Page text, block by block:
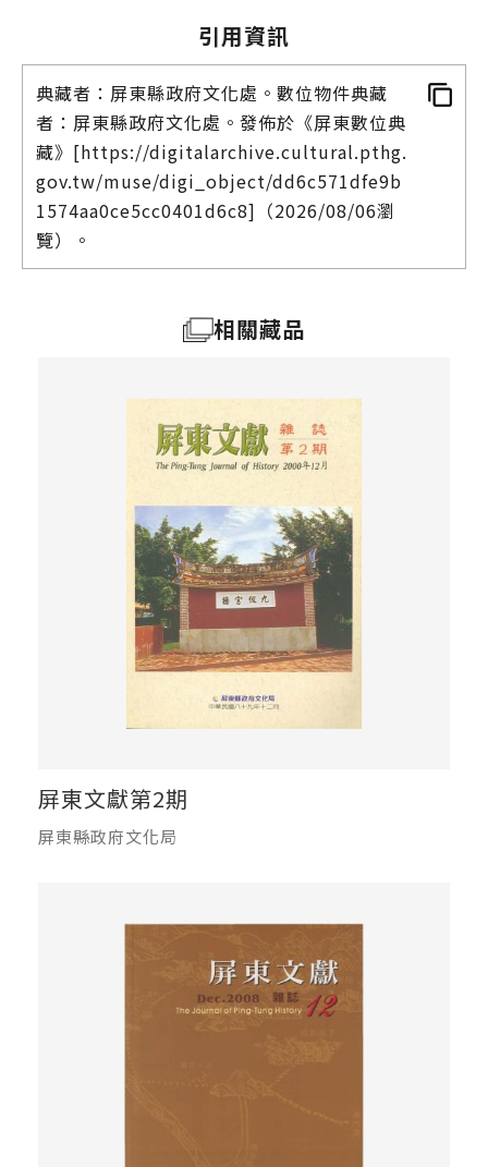
引用資訊
典藏者：屏東縣政府文化處。數位物件典藏
者：屏東縣政府文化處。發佈於《屏東數位典
藏》[https://digitalarchive.cultural.pthg.
gov.tw/muse/digi_object/dd6c571dfe9b
1574aa0ce5cc0401d6c8]（2026/08/06瀏
覽）。
相關藏品
屏東文獻第2期
屏東縣政府文化局